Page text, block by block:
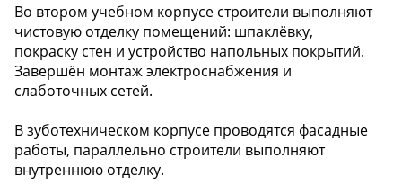
Во втором учебном корпусе строители выполняют
чистовую отделку помещений: шпаклёвку,
покраску стен и устройство напольных покрытий.
Завершён монтаж электроснабжения и
слаботочных сетей.
В зуботехническом корпусе проводятся фасадные
работы, параллельно строители выполняют
внутреннюю отделку.